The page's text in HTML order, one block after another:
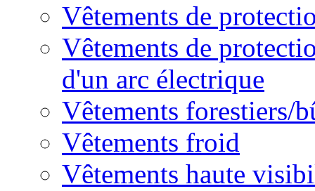
Vêtements de
Vêtements de
d'un arc électrique
Vêtements forestiers/
Vêtements froid
Vêtements haute